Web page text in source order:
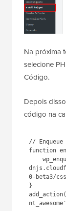
Na próxima
selecione
Código.
Depois
código na
// Enqueue
function
0-beta3/
}